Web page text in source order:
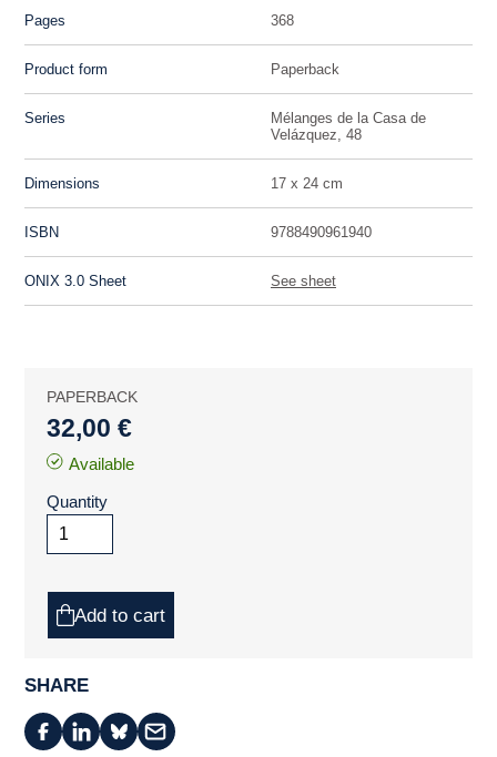
Pages 368
Product form Paperback
Series
Mélanges de la Casa de
Velázquez, 48
Dimensions 17 x 24 cm
ISBN 9788490961940
ONIX 3.0 Sheet See sheet
PAPERBACK
32,00 €
Available
Quantity
Add to cart
SHARE